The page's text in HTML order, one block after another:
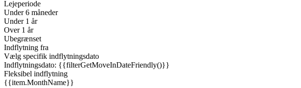
Lejeperiode
Under 6 måneder
Under 1 år
Over 1 år
Ubegrænset
Indflytning fra
Vælg specifik indflytningsdato
Indflytningsdato: {{filterGetMoveInDateFriendly()}}
Fleksibel indflytning
{{item.MonthName}}